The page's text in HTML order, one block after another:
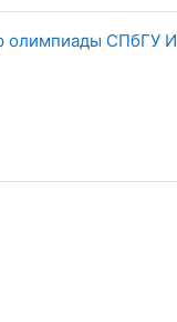
олимпиады СПбГУ